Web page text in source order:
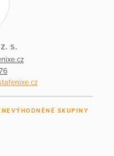
s.
SKUPINY